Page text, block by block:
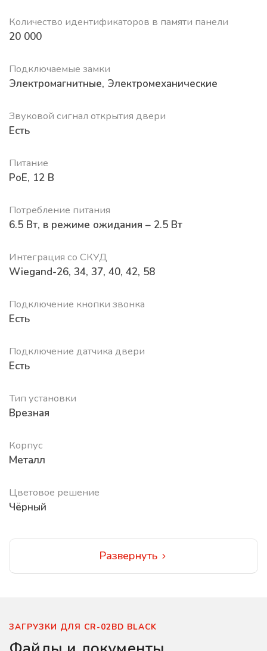
Количество идентификаторов в памяти панели
20 000
Подключаемые замки
Электромагнитные, Электромеханические
Звуковой сигнал открытия двери
Есть
Питание
PoE, 12 В
Потребление питания
6.5 Вт, в режиме ожидания – 2.5 Вт
Интеграция со СКУД
Wiegand-26, 34, 37, 40, 42, 58
Подключение кнопки звонка
Есть
Подключение датчика двери
Есть
Тип установки
Врезная
Корпус
Металл
Цветовое решение
Чёрный
Развернуть
ЗАГРУЗКИ ДЛЯ CR-02BD BLACK